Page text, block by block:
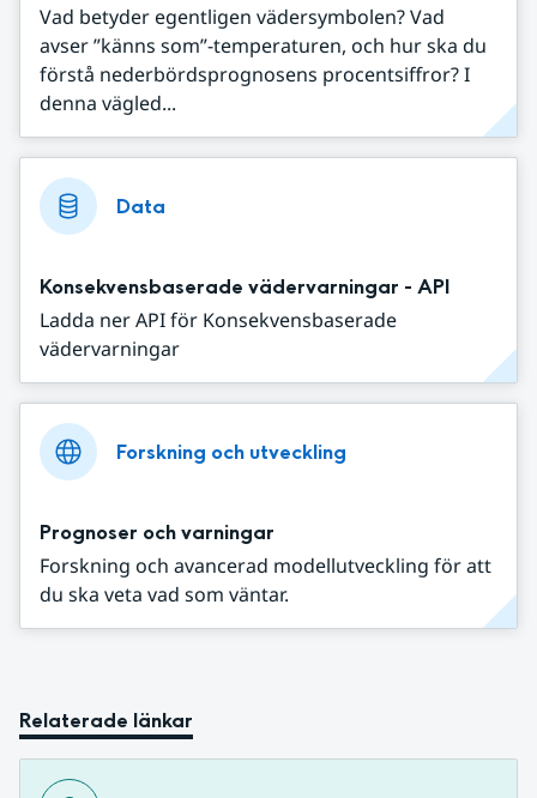
Vad betyder egentligen vädersymbolen? Vad
avser ”känns som”-temperaturen, och hur ska du
förstå nederbördsprognosens procentsiffror? I
denna vägled...
Data
Konsekvensbaserade vädervarningar - API
Ladda ner API för Konsekvensbaserade
vädervarningar
Forskning och utveckling
Prognoser och varningar
Forskning och avancerad modellutveckling för att
du ska veta vad som väntar.
Relaterade länkar